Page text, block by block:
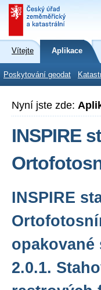
Vítejte Aplikace
Poskytování geodat
Nyní jste zde:
INSPIRE
INSPIRE
2.0.1.